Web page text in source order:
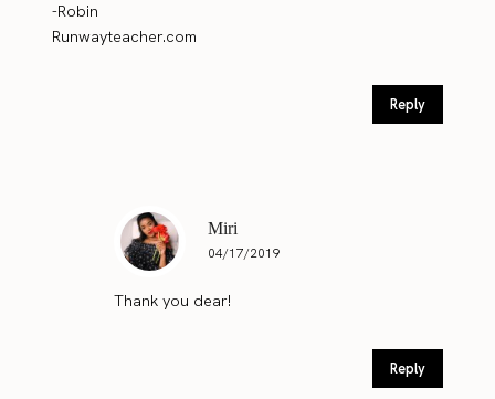
-Robin
Runwayteacher.com
Reply
Miri
04/17/2019
Thank you dear!
Reply